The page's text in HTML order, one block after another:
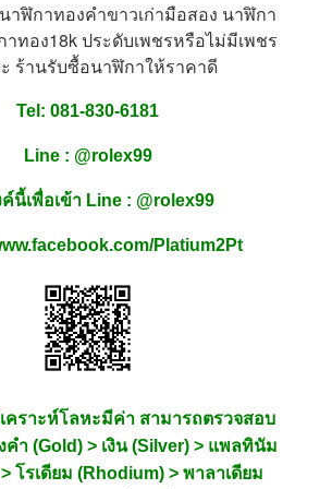
ฬิกาทองคำขาวเก่ามือสอง นาฬิกา
ทอง18k ประดับเพชรหรือไม่มีเพชร
ร้านรับซื้อนาฬิกาให้ราคาดี
Tel: 081-830-6181
Line : @rolex99
นี้เพื่อเข้า Line : @rolex99
Platium2Pt
คราะห์โลหะมีค่า สามารถตรวจสอบ
คำ (Gold) > เงิน (Silver) > แพลทินัม
โรเดียม (Rhodium) > พาลาเดียม